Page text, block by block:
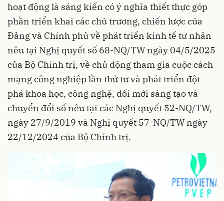
hoạt động là sáng kiến có ý nghĩa thiết thực góp
phần triển khai các chủ trương, chiến lược của
Đảng và Chính phủ về phát triển kinh tế tư nhân
nêu tại Nghị quyết số 68-NQ/TW ngày 04/5/2025
của Bộ Chính trị, về chủ động tham gia cuộc cách
mạng công nghiệp lần thứ tư và phát triển đột
phá khoa học, công nghệ, đổi mới sáng tạo và
chuyển đổi số nêu tại các Nghị quyết 52-NQ/TW,
ngày 27/9/2019 và Nghị quyết 57-NQ/TW ngày
22/12/2024 của Bộ Chính trị.